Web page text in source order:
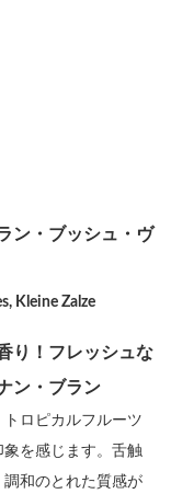
ン・ブッシュ・ヴ
Kleine Zalze
り！フレッシュな
ン・ブラン
ロピカルフルーツ
を感じます。舌触
調和のとれた質感が